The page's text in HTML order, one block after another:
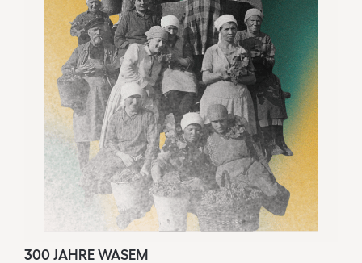
300 JAHRE WASEM